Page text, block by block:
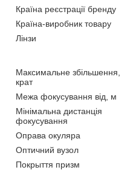
Країна реєстрації бренду
Країна-виробник товару
Лінзи
Максимальне збільшення,
крат
Межа фокусування від, м
Мінімальна дистанція
фокусування
Оправа окуляра
Оптичний вузол
Покрыття призм